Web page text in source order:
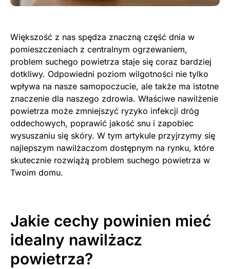
Większość z nas spędza znaczną część dnia w
pomieszczeniach z centralnym ogrzewaniem,
problem suchego powietrza staje się coraz bardziej
dotkliwy. Odpowiedni poziom wilgotności nie tylko
wpływa na nasze samopoczucie, ale także ma istotne
znaczenie dla naszego zdrowia. Właściwe nawilżenie
powietrza może zmniejszyć ryzyko infekcji dróg
oddechowych, poprawić jakość snu i zapobiec
wysuszaniu się skóry. W tym artykule przyjrzymy się
najlepszym nawilżaczom dostępnym na rynku, które
skutecznie rozwiążą problem suchego powietrza w
Twoim domu.
Jakie cechy powinien mieć
idealny nawilżacz
powietrza?